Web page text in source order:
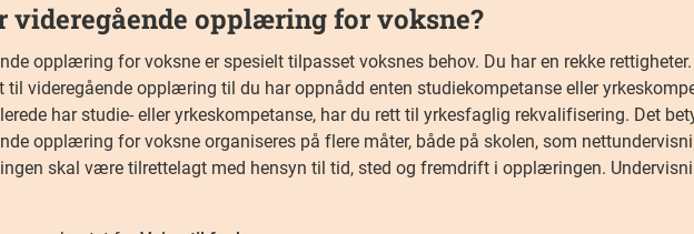
videregående opplæring for voksne?
opplæring for voksne er spesielt tilpasset voksnes behov. Du har en rekke rettigheter.
til videregående opplæring til du har oppnådd enten studiekompetanse eller
har studie- eller yrkeskompetanse, har du rett til yrkesfaglig rekvalifisering. Det
opplæring for voksne organiseres på flere måter, både på skolen, som
skal være tilrettelagt med hensyn til tid, sted og fremdrift i opplæringen.